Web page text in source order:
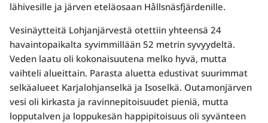
lähivesille ja järven eteläosaan Hållsnäsfjärdenille.
Vesinäytteitä Lohjanjärvestä otettiin yhteensä 24
havaintopaikalta syvimmillään 52 metrin syvyydeltä.
Veden laatu oli kokonaisuutena melko hyvä, mutta
vaihteli alueittain. Parasta aluetta edustivat suurimmat
selkäalueet Karjalohjanselkä ja Isoselkä. Outamonjärven
vesi oli kirkasta ja ravinnepitoisuudet pieniä, mutta
lopputalven ja loppukesän happipitoisuus oli syvänteen